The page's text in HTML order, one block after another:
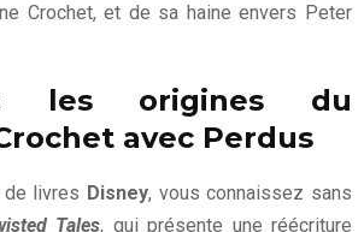
Crochet, et de sa haine envers Peter
les origines du
avec Perdus
livres Disney, vous connaissez sans
Tales, qui présente une réécriture